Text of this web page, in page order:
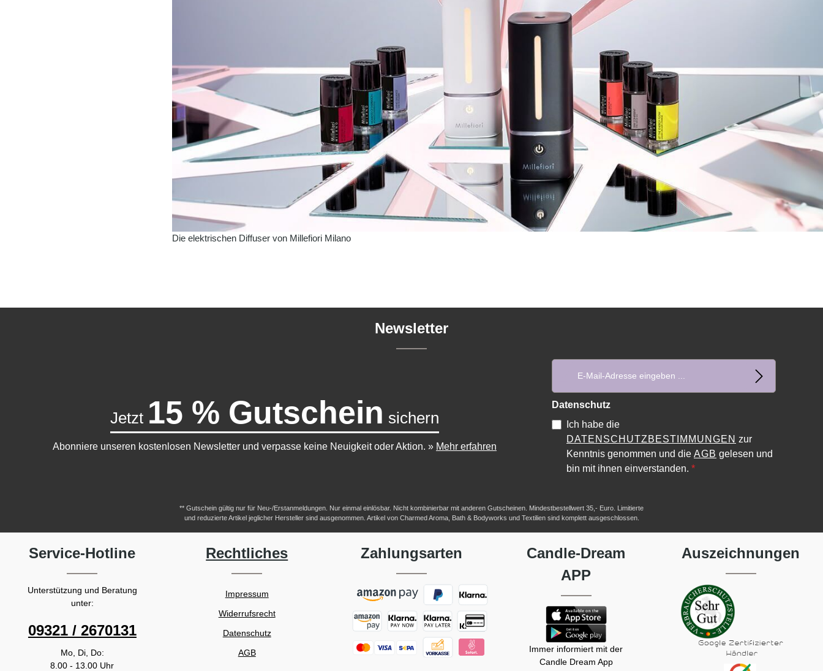
Die elektrischen Diffuser von Millefiori Milano
Newsletter
Jetzt 15 % Gutschein sichern
Abonniere unseren kostenlosen Newsletter und verpasse keine Neuigkeit oder Aktion. » Mehr erfahren
Datenschutz
Ich habe die
DATENSCHUTZBESTIMMUNGEN zur
Kenntnis genommen und die AGB gelesen und
bin mit ihnen einverstanden. *
** Gutschein gültig nur für Neu-/Erstanmeldungen. Nur einmal einlösbar. Nicht kombinierbar mit anderen Gutscheinen. Mindestbestellwert 35,- Euro. Limitierte
und reduzierte Artikel jeglicher Hersteller sind ausgenommen. Artikel von Charmed Aroma, Bath & Bodyworks und Textilien sind komplett ausgeschlossen.
Service-Hotline
Unterstützung und Beratung
unter:
09321 / 2670131
Mo, Di, Do:
8.00 - 13.00 Uhr
Rechtliches
Impressum
Widerrufsrecht
Datenschutz
AGB
Zahlungsarten
Candle-Dream
APP
Immer informiert mit der
Candle Dream App
Auszeichnungen